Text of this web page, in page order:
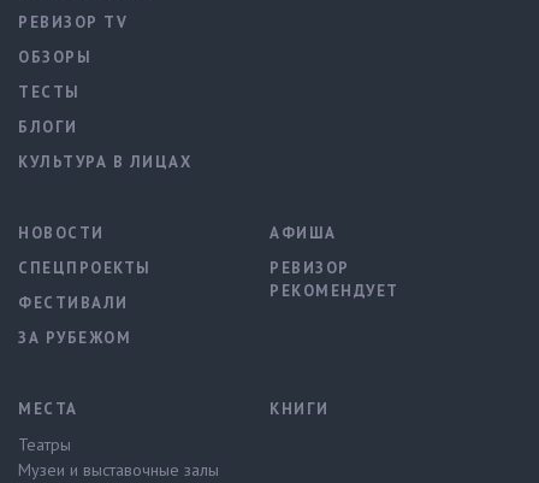
РЕВИЗОР TV
ОБЗОРЫ
ТЕСТЫ
БЛОГИ
КУЛЬТУРА В ЛИЦАХ
НОВОСТИ
СПЕЦПРОЕКТЫ
ФЕСТИВАЛИ
ЗА РУБЕЖОМ
АФИША
РЕВИЗОР
РЕКОМЕНДУЕТ
МЕСТА
Театры
Музеи и выставочные залы
КНИГИ